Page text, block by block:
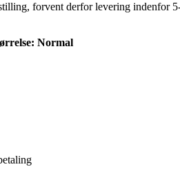
forvent derfor levering indenfor
Normal